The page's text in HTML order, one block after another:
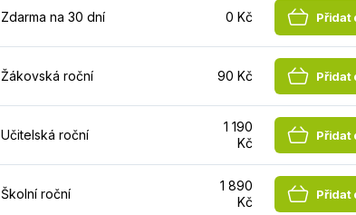
Zdarma na 30 dní 0 Kč Přidat
Žákovská roční 90 Kč Přidat
Učitelská roční
1 190
Kč
Přidat
Školní roční
1 890
Kč
Přidat